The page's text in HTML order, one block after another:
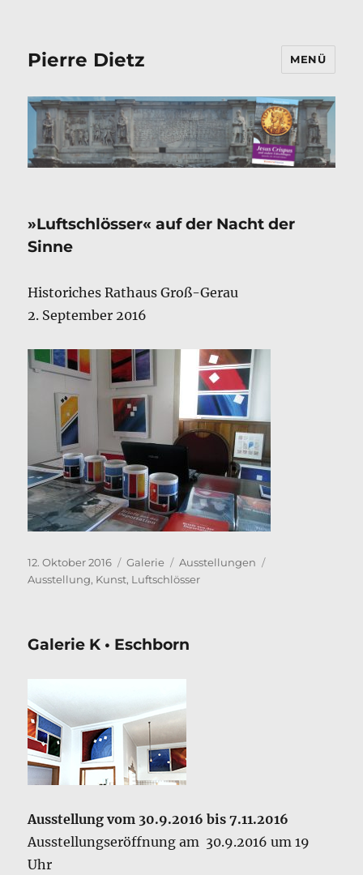
Pierre Dietz MENÜ
»Luftschlösser« auf der Nacht der
Sinne
Historiches Rathaus Groß-Gerau
2. September 2016
Veröffentlicht
am
12. Oktober 2016 Format
Galerie Kategorien
Ausstellungen
Ausstellung, Kunst, Luftschlösser
Galerie K • Eschborn
Ausstellung vom 30.9.2016 bis 7.11.2016
Ausstellungseröffnung am 30.9.2016 um 19
Uhr